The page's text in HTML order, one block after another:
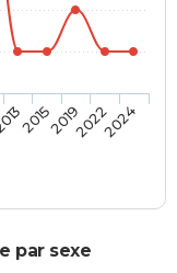
2015201920222024
par sexe